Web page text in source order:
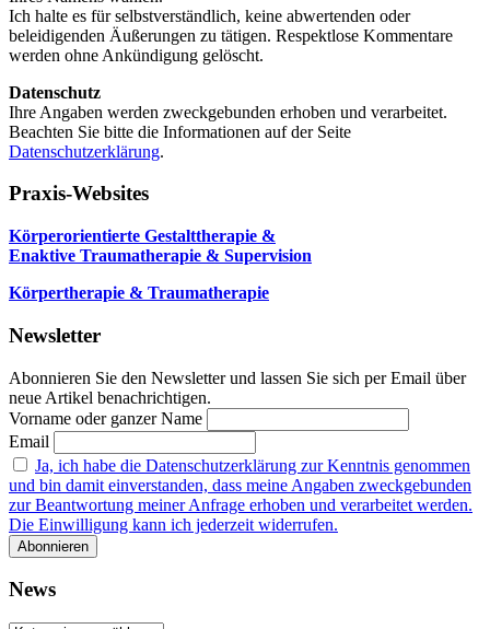
Ich halte es für selbstverständlich, keine abwertenden oder
beleidigenden Äußerungen zu tätigen. Respektlose Kommentare
werden ohne Ankündigung gelöscht.
Datenschutz
Ihre Angaben werden zweckgebunden erhoben und verarbeitet.
Beachten Sie bitte die Informationen auf der Seite
Datenschutzerklärung.
Praxis-Websites
Körperorientierte Gestalttherapie &
Enaktive Traumatherapie & Supervision
Körpertherapie & Traumatherapie
Newsletter
Abonnieren Sie den Newsletter und lassen Sie sich per Email über
neue Artikel benachrichtigen.
Vorname oder ganzer Name
Email
Ja, ich habe die Datenschutzerklärung zur Kenntnis genommen
und bin damit einverstanden, dass meine Angaben zweckgebunden
zur Beantwortung meiner Anfrage erhoben und verarbeitet werden.
Die Einwilligung kann ich jederzeit widerrufen.
News